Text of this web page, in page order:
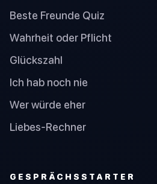
Beste Freunde Quiz
Wahrheit oder Pflicht
Glückszahl
Ich hab noch nie
Wer würde eher
Liebes-Rechner
GESPRÄCHSSTARTER